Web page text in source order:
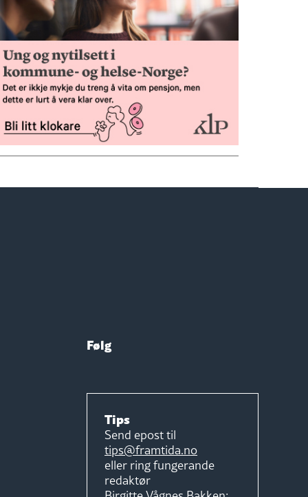
Følg
Tips
Send epost til
tips@framtida.no
eller ring fungerande
redaktør